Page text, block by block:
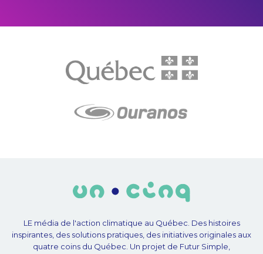
LE média de l'action climatique au Québec. Des histoires
inspirantes, des solutions pratiques, des initiatives originales aux
quatre coins du Québec. Un projet de Futur Simple,